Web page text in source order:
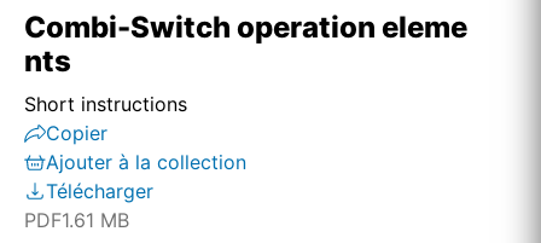
Combi-Switch operation eleme
nts
Short instructions
Copier
Ajouter à la collection
Télécharger
PDF1.61 MB